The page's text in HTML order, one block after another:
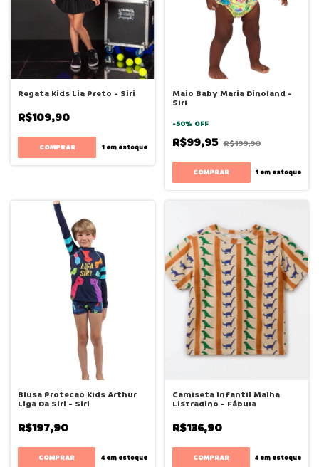
Regata Kids Lia Preto - Siri
R$109,90
COMPRAR 1em estoque
Maio Baby Maria Dinoland -
Siri
-50% OFF
R$99,95 R$199,90
COMPRAR 1 em estoque
Blusa Protecao Kids Arthur
Liga Da Siri - Siri
R$197,90
COMPRAR 4em estoque
Camiseta Infantil Malha
Listradino - Fábula
R$136,90
COMPRAR 4 em estoque